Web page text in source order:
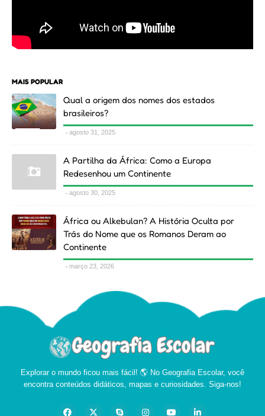
MAIS POPULAR
Qual a origem dos nomes dos estados
brasileiros?
agosto 31, 2025
A Partilha da África: Como a Europa
Redesenhou um Continente
agosto 30, 2025
África ou Alkebulan? A História Oculta por
Trás do Nome que os Romanos Deram ao
Continente
março 23, 2026
Explorar o mundo ficou mais fácil! 🌎 No Geografia Escolar, você
encontra conteúdos didáticos, mapas e curiosidades. Siga-nos!